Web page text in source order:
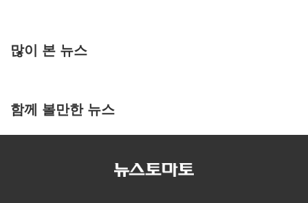
많이 본 뉴스
함께 볼만한 뉴스